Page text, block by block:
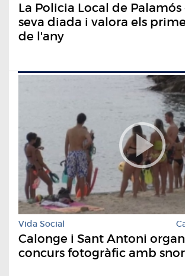
La Policia Local de
seva diada i valora els
de l'any
Vida Social
Calonge i Sant Antoni
concurs fotogràfic amb